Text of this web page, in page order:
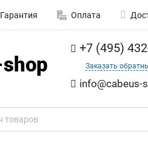
Гарантия Оплата
+7 (495)
Заказать
info@cabeus-